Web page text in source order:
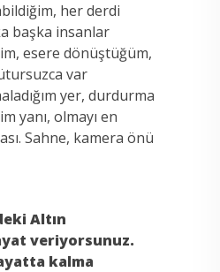
her derdi
başka insanlar
esere dönüştüğüm,
var
yer, durdurma
yanı, olmayı en
Sahne, kamera önü
Altın
veriyorsunuz.
kalma